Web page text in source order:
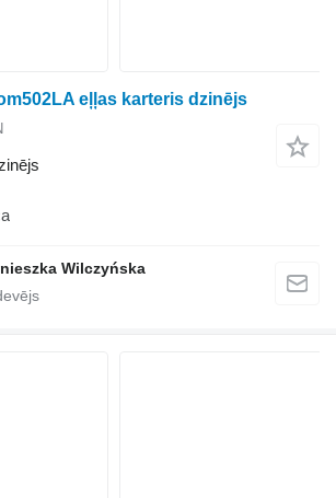
eļļas karteris dzinējs
Wilczyńska